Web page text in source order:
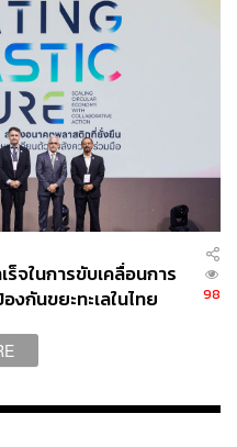
จในการขับเคลื่อนการ
กันขยะทะเลในไทย
98